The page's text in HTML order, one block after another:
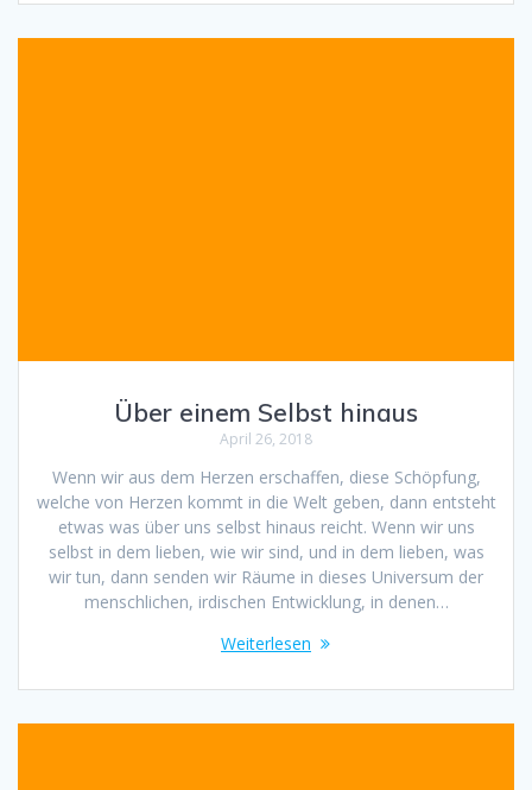
Über einem Selbst hinaus
April 26, 2018
Wenn wir aus dem Herzen erschaffen, diese Schöpfung,
welche von Herzen kommt in die Welt geben, dann entsteht
etwas was über uns selbst hinaus reicht. Wenn wir uns
selbst in dem lieben, wie wir sind, und in dem lieben, was
wir tun, dann senden wir Räume in dieses Universum der
menschlichen, irdischen Entwicklung, in denen…
Weiterlesen